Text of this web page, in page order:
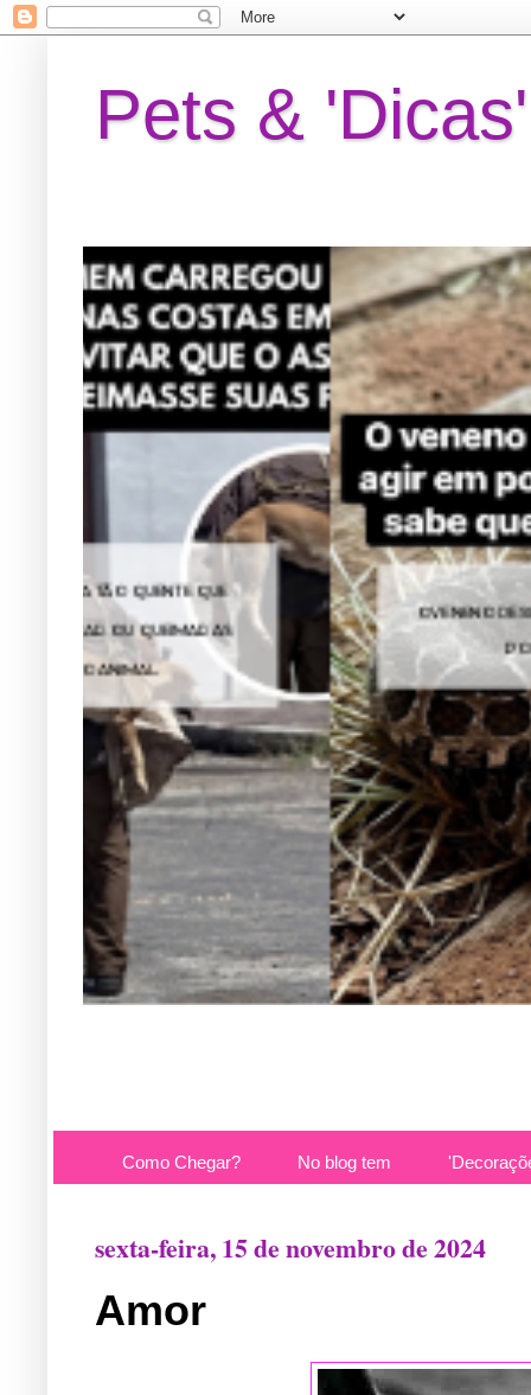
Pets & 'Dicas'
O VENENO DESSA COBRA PODE AGIR EM
POUCAS HORAS
Como Chegar? No blog tem
sexta-feira, 15 de novembro de 2024
Amor